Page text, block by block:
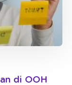
di OOH